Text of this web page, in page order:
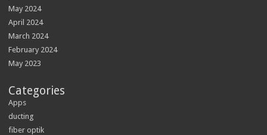
May 2024
April 2024
March 2024
February 2024
May 2023
Categories
Apps
ducting
fiber optik